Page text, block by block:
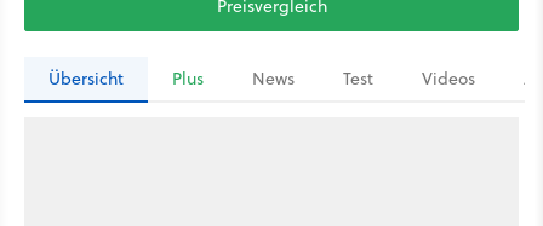
Preisvergleich
Übersicht Plus News Test Videos